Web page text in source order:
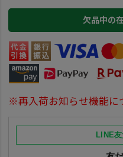
欠品中の
※再入荷お知らせ機能に
LINE